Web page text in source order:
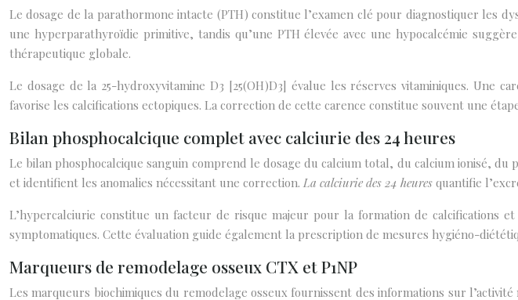
Le dosage de la parathormone intacte (PTH) constitue l’examen clé pour diagnostiquer les
une hyperparathyroïdie primitive, tandis qu’une PTH élevée avec une hypocalcémie
thérapeutique globale.
Le dosage de la 25-hydroxyvitamine D3 [25(OH)D3] évalue les réserves vitaminiques.
favorise les calcifications ectopiques. La correction de cette carence constitue souvent une
Bilan phosphocalcique complet avec calciurie des 24 heures
Le bilan phosphocalcique sanguin comprend le dosage du calcium total, du calcium ionisé,
et identifient les anomalies nécessitant une correction. La calciurie des 24 heures quantifie
L’hypercalciurie constitue un facteur de risque majeur pour la formation de calcifications
symptomatiques. Cette évaluation guide également la prescription de mesures hygiéno-
Marqueurs de remodelage osseux CTX et P1NP
Les marqueurs biochimiques du remodelage osseux fournissent des informations sur